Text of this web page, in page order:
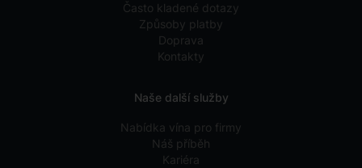
Často kladené dotazy
Způsoby platby
Doprava
Kontakty
Naše další služby
Nabídka vína pro firmy
Náš příběh
Kariéra